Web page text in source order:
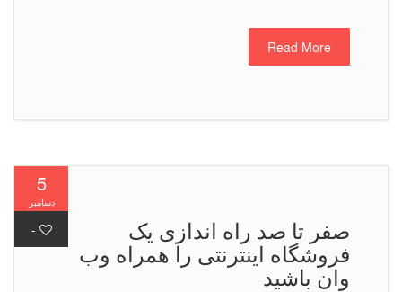
Read More
صفر تا صد راه اندازی یک
فروشگاه اینترنتی را همراه وب
وان باشید